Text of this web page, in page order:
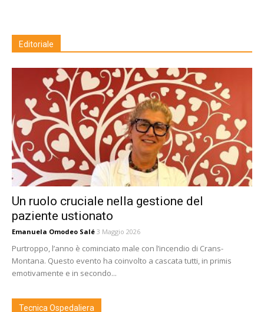
Editoriale
Un ruolo cruciale nella gestione del
paziente ustionato
Emanuela Omodeo Salé 3 Maggio 2026
Purtroppo, l’anno è cominciato male con l’incendio di Crans-
Montana. Questo evento ha coinvolto a cascata tutti, in primis
emotivamente e in secondo...
Tecnica Ospedaliera